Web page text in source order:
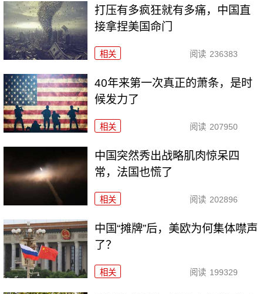
打压有多疯狂就有多痛，中国直
接拿捏美国命门
相关 阅读 236383
40年来第一次真正的萧条，是时
候发力了
相关 阅读 207950
中国突然秀出战略肌肉惊呆四
常，法国也慌了
相关 阅读 202896
中国“摊牌”后，美欧为何集体噤声
了？
相关 阅读 199329